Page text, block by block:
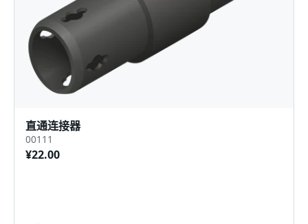
直通连接器
00111
¥22.00